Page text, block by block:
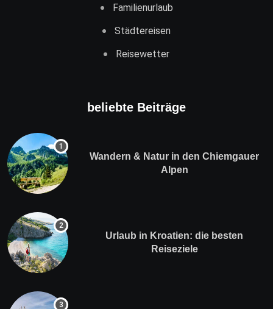
Familienurlaub
Städtereisen
Reisewetter
beliebte Beiträge
Wandern & Natur in den Chiemgauer
Alpen
Urlaub in Kroatien: die besten
Reiseziele